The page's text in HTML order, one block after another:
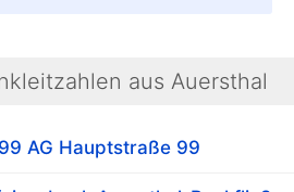
aus Auersthal
AG Hauptstraße 99